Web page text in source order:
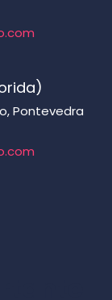
Pontevedra